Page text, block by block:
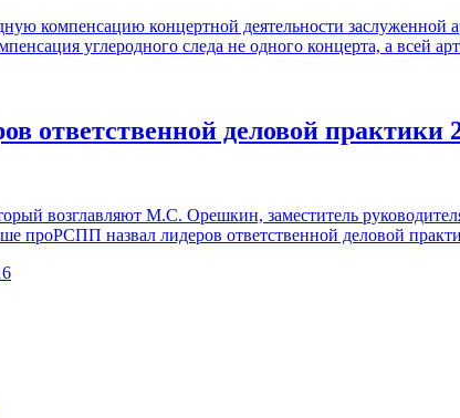
компенсацию концертной деятельности
углеродного следа не одного концерта, а всей
ответственной деловой практики
возглавляют М.С. Орешкин, заместитель
проРСПП назвал лидеров ответственной деловой